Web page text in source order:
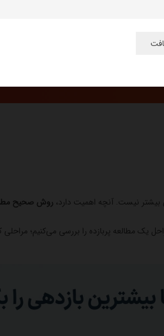
بیشتر نیست. آنچه اهمیت دارد، روش صحیح
یک مطالعه پربازده را بررسی می‌کنیم؛ مراحلی